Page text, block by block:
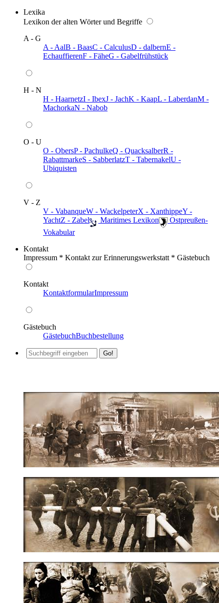
Lexika
Lexikon der alten Wörter und Begriffe
A - G
A - AalB - BaasC - CalculusD - dalbernE -
EchauffierenF - FäheG - Gabelfrühstück
H - N
H - HaarnetzI - IbexJ - JachK - KaapL - LaberdanM -
MachorkaN - Nabob
O - U
O - ObersP - PachulkeQ - QuacksalberR -
RabattmarkeS - SabberlatzT - TabernakelU -
Ubiquisten
V - Z
V - VabanqueW - WackelpeterX - XanthippeY -
YachtZ - Zabel ️ Maritimes Lexikon
️ Ostpreußen-
Vokabular
Kontakt
Impressum * Kontakt zur Erinnerungswerkstatt * Gästebuch
Kontakt
KontaktformularImpressum
Gästebuch
GästebuchBuchbestellung